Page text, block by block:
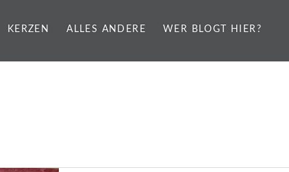
KERZEN ALLES ANDERE WER BLOGT HIER?